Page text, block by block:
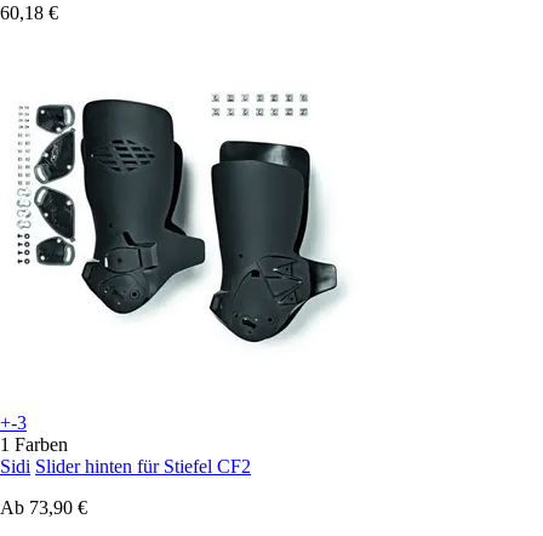
60,18 €
+-3
1 Farben
Sidi Slider hinten für Stiefel CF2
Ab 73,90 €